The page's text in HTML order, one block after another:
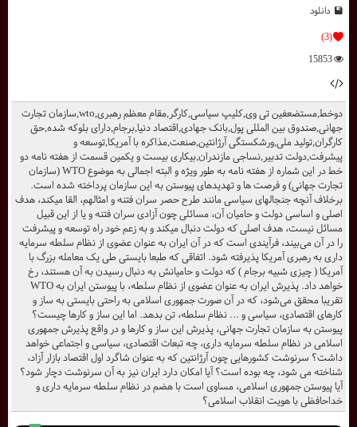
دوخط,مستضعفین تی وی,کلیپ سیاسی,کارگر,مقام معظم رهبری,wto,سازمان تجارت
جهانی,صندوق بین المللی پول,بانک جهادی,اقتصاد دنیا,برجام,دارای بلوکه شده,حق
کارگران,تولید ملی,ورشکستگی آرژانتین,صنعت,مذاکره با آمریکا,توسعه و
پیشرفت,دولت تدبیر,نساجی مازندران,بیکاری بیست و یکمین قسمت از هفته نامه دو
خط در این شماره از هفته نامه به طور ویژه و البته اجمالی به موضوع WTO (سازمان
تجارت جهانی) و فرصت ها و تهدیدهای پیوستن به این سازمان پرداخته شده است.
برخلاف آنچه جنجالهای سیاسی مانند طرح حصر سران فتنه و امثالهم، القا میکند، هدف
اصلی و اساسی دولت و حامیان آن، مسائلی چون آزادی سران فتنه و یا از این قبیل
مسائل نیست، هدف اصلی که دولت دنبال میکند و به زعم خود راه توسعه و پیشرفت
را در آن می‌بیند، فرآیندی است که در آن ایران به عنوان عضوی از نظام سلطه سرمایه
داری به رهبری آمریکا پذیرفته شود. اتفاقی که طبعا بایستی طی یک معامله بزرگ با
آمریکا ( چیزی شبیه برجام ) که دولت و حامیانش به دنبال رسیدن به آن هستند، رخ
خواهد داد. پذیرش ایران به عنوان عضوی از نظام سلطه، با پیوستن ایران به WTO
تقریبا محقق می‌شود، که در آن صورت جمهوری اسلامی به راحتی بایستی به ساز و
کارهای اقتصادی، سیاسی و ... نظام سلطه، تن بدهد. اما این ساز و کارها چیست؟
پیوستن به سازمان تجارت جهانی، پذیرش این ساز و کارها و در واقع پذیرش جمهوری
اسلامی در نظام سلطه سرمایه داری، چه تبعات اقتصادی، سیاسی و اجتماعی خواهد
داشت؟ سرنوشت کشورهایی چون آرژانتین که به عنوان شاگرد اول اقتصاد بازار آزاد،
شناخته می شود، چه بوده است؟ آیا امکان دارد ایران نیز به آن سرنوشت دچار شود؟
آیا پیوستن جمهوری اسلامی، مساوی است با هضم در نظام سلطه سرمایه داری و
خداحافظی با هویت انقلاب اسلامی؟
دانلود
(3)
15853